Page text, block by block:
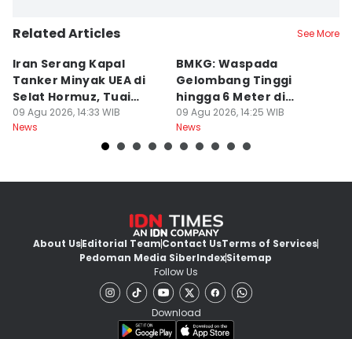
Related Articles See More
Iran Serang Kapal
Tanker Minyak UEA di
Selat Hormuz, Tuai
Kecaman
09 Agu 2026, 14:33 WIB
News
BMKG: Waspada
Gelombang Tinggi
hingga 6 Meter di
Beberapa Perairan RI
09 Agu 2026, 14:25 WIB
News
About UsEditorial TeamContact UsTerms of Services
Pedoman Media SiberIndexSitemap
Follow Us
Download